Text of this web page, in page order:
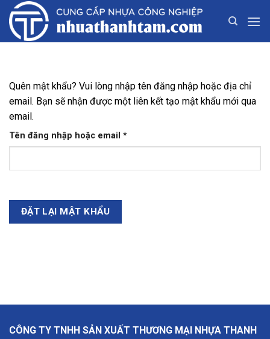
qua
Quên mật khẩu? Vui lòng nhập tên đăng nhập hoặc địa chỉ
email. Bạn sẽ nhận được một liên kết tạo mật khẩu mới qua
email.
Tên đăng nhập hoặc email *Bắt
buộc
ĐẶT LẠI MẬT KHẨU
CÔNG TY TNHH SẢN XUẤT THƯƠNG MẠI NHỰA THANH